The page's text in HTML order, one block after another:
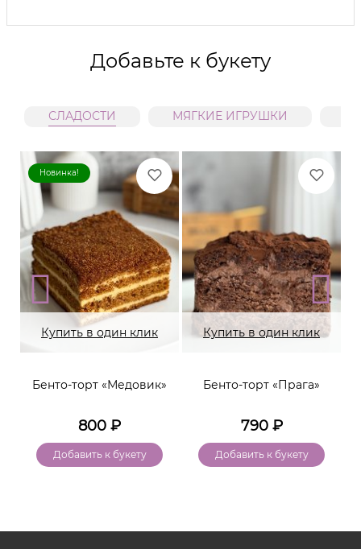
Добавьте к букету
СЛАДОСТИ МЯГКИЕ ИГРУШКИ
Новинка!
Купить в один клик
Бенто-торт «Медовик»
800 ₽
Добавить к букету
Купить в один клик
Бенто-торт «Прага»
790₽
Добавить к букету